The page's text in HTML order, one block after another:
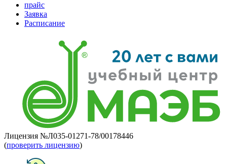
прайс
Заявка
Расписание
Лицензия №Л035-01271-78/00178446
(проверить лицензию)